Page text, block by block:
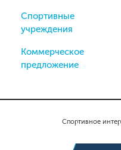
Спортивное
Спортивные
учреждения
Коммерческое
предложение